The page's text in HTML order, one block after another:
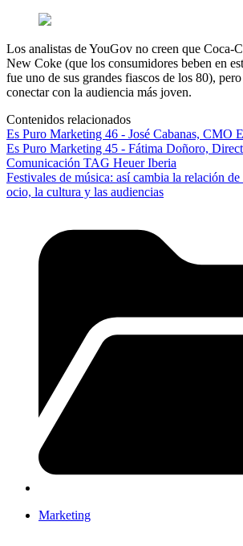
Los analistas de YouGov no creen que Coca-
New Coke (que los consumidores beben en
fue uno de sus grandes fiascos de los 80),
conectar con la audiencia más joven.
Contenidos relacionados
Es Puro Marketing 46 - José Cabanas, CMO
Es Puro Marketing 45 - Fátima Doñoro,
Comunicación TAG Heuer Iberia
Festivales de música: así cambia la relación de
ocio, la cultura y las audiencias
Marketing